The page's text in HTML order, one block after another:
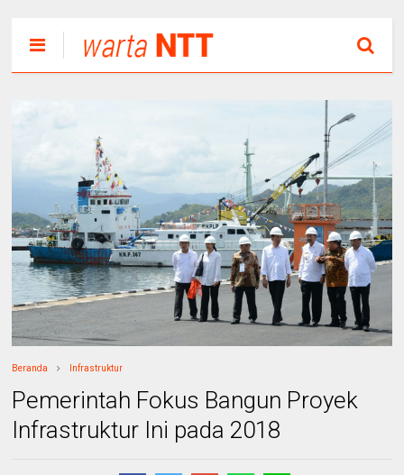
Beranda Infrastruktur
Pemerintah Fokus Bangun Proyek
Infrastruktur Ini pada 2018